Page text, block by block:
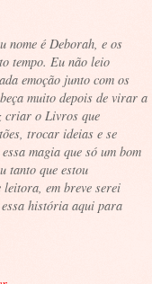
nome é Deborah, e os
tempo. Eu não leio
emoção junto com os
muito depois de virar a
criar o Livros que
trocar ideias e se
magia que só um bom
tanto que estou
em breve serei
história aqui para